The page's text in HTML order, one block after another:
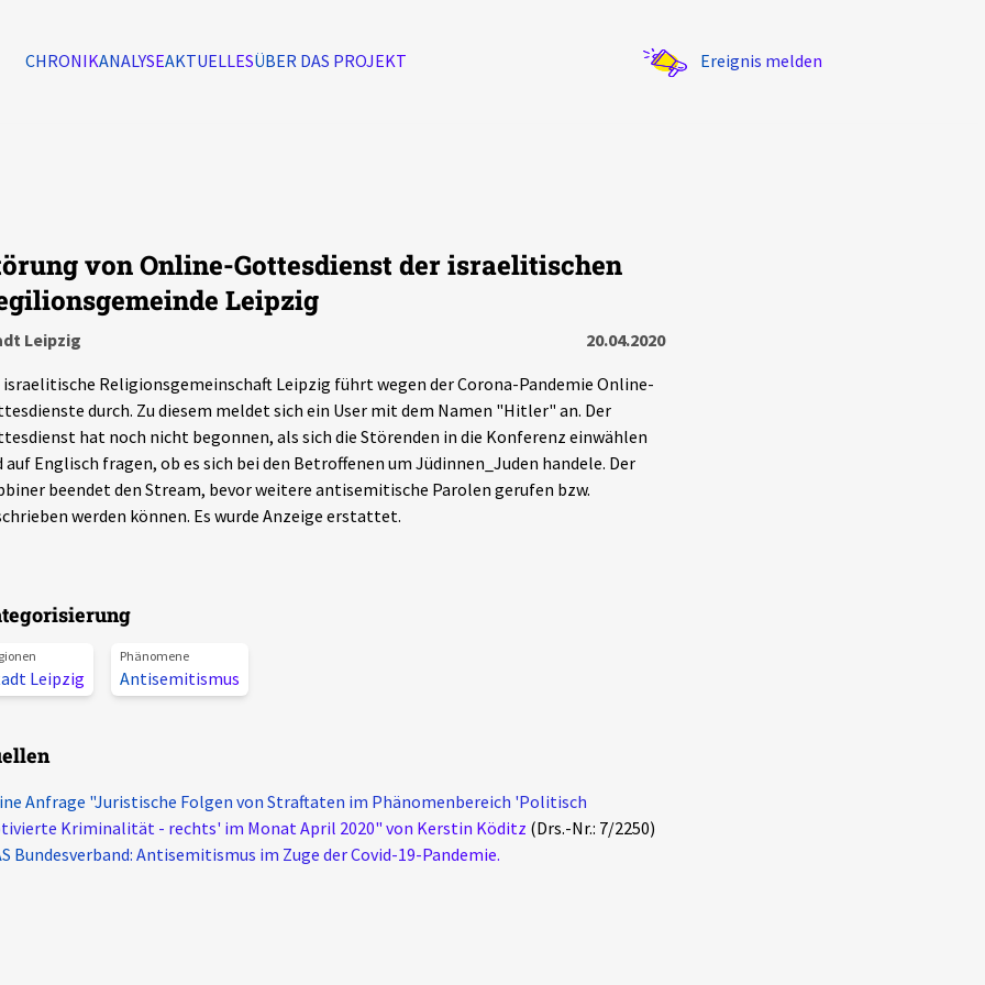
CHRONIKANALYSEAKTUELLESÜBER DAS PROJEKT Ereignis melden
von Online-Gottesdienst der israelitischen
Leipzig
Leipzig
20.04.2020
israelitische Religionsgemeinschaft Leipzig führt wegen der Corona-Pandemie Online-
durch. Zu diesem meldet sich ein User mit dem Namen "Hitler" an. Der
hat noch nicht begonnen, als sich die Störenden in die Konferenz einwählen
auf Englisch fragen, ob es sich bei den Betroffenen um Jüdinnen_Juden handele. Der
beendet den Stream, bevor weitere antisemitische Parolen gerufen bzw.
werden können. Es wurde Anzeige erstattet.
Leipzig
Phänomene
Antisemitismus
Anfrage "Juristische Folgen von Straftaten im Phänomenbereich 'Politisch
Kriminalität - rechts' im Monat April 2020" von Kerstin Köditz (Drs.-Nr.: 7/2250)
Bundesverband: Antisemitismus im Zuge der Covid-19-Pandemie.
Ereignisse Statistik